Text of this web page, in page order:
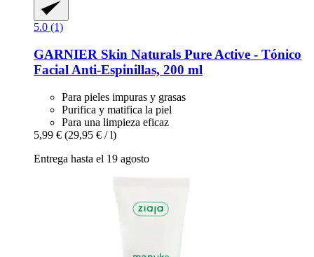
5.0 (1)
GARNIER Skin Naturals Pure Active -​ Tónico
Facial Anti-​Espinillas, 200 ml
Para pieles impuras y grasas
Purifica y matifica la piel
Para una limpieza eficaz
5,99 € (29,95 € / l)
Entrega hasta el 19 agosto